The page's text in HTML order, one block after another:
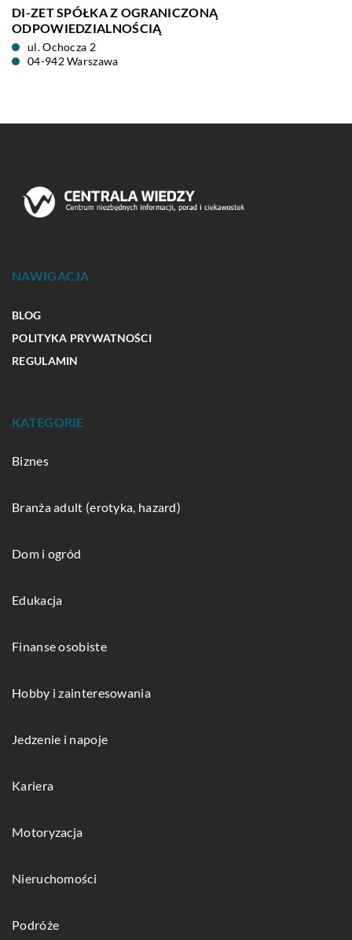
DI-ZET SPÓŁKA Z OGRANICZONĄ
ODPOWIEDZIALNOŚCIĄ
ul. Ochocza 2
04-942 Warszawa
NAWIGACJA
BLOG
POLITYKA PRYWATNOŚCI
REGULAMIN
KATEGORIE
Biznes
Branża adult (erotyka, hazard)
Dom i ogród
Edukacja
Finanse osobiste
Hobby i zainteresowania
Jedzenie i napoje
Kariera
Motoryzacja
Nieruchomości
Podróże